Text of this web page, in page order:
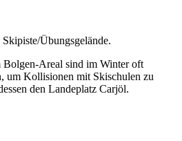
Übungsgelände.
Bolgen-Areal sind im Winter oft
um Kollisionen mit Skischulen zu
den Landeplatz Carjöl.